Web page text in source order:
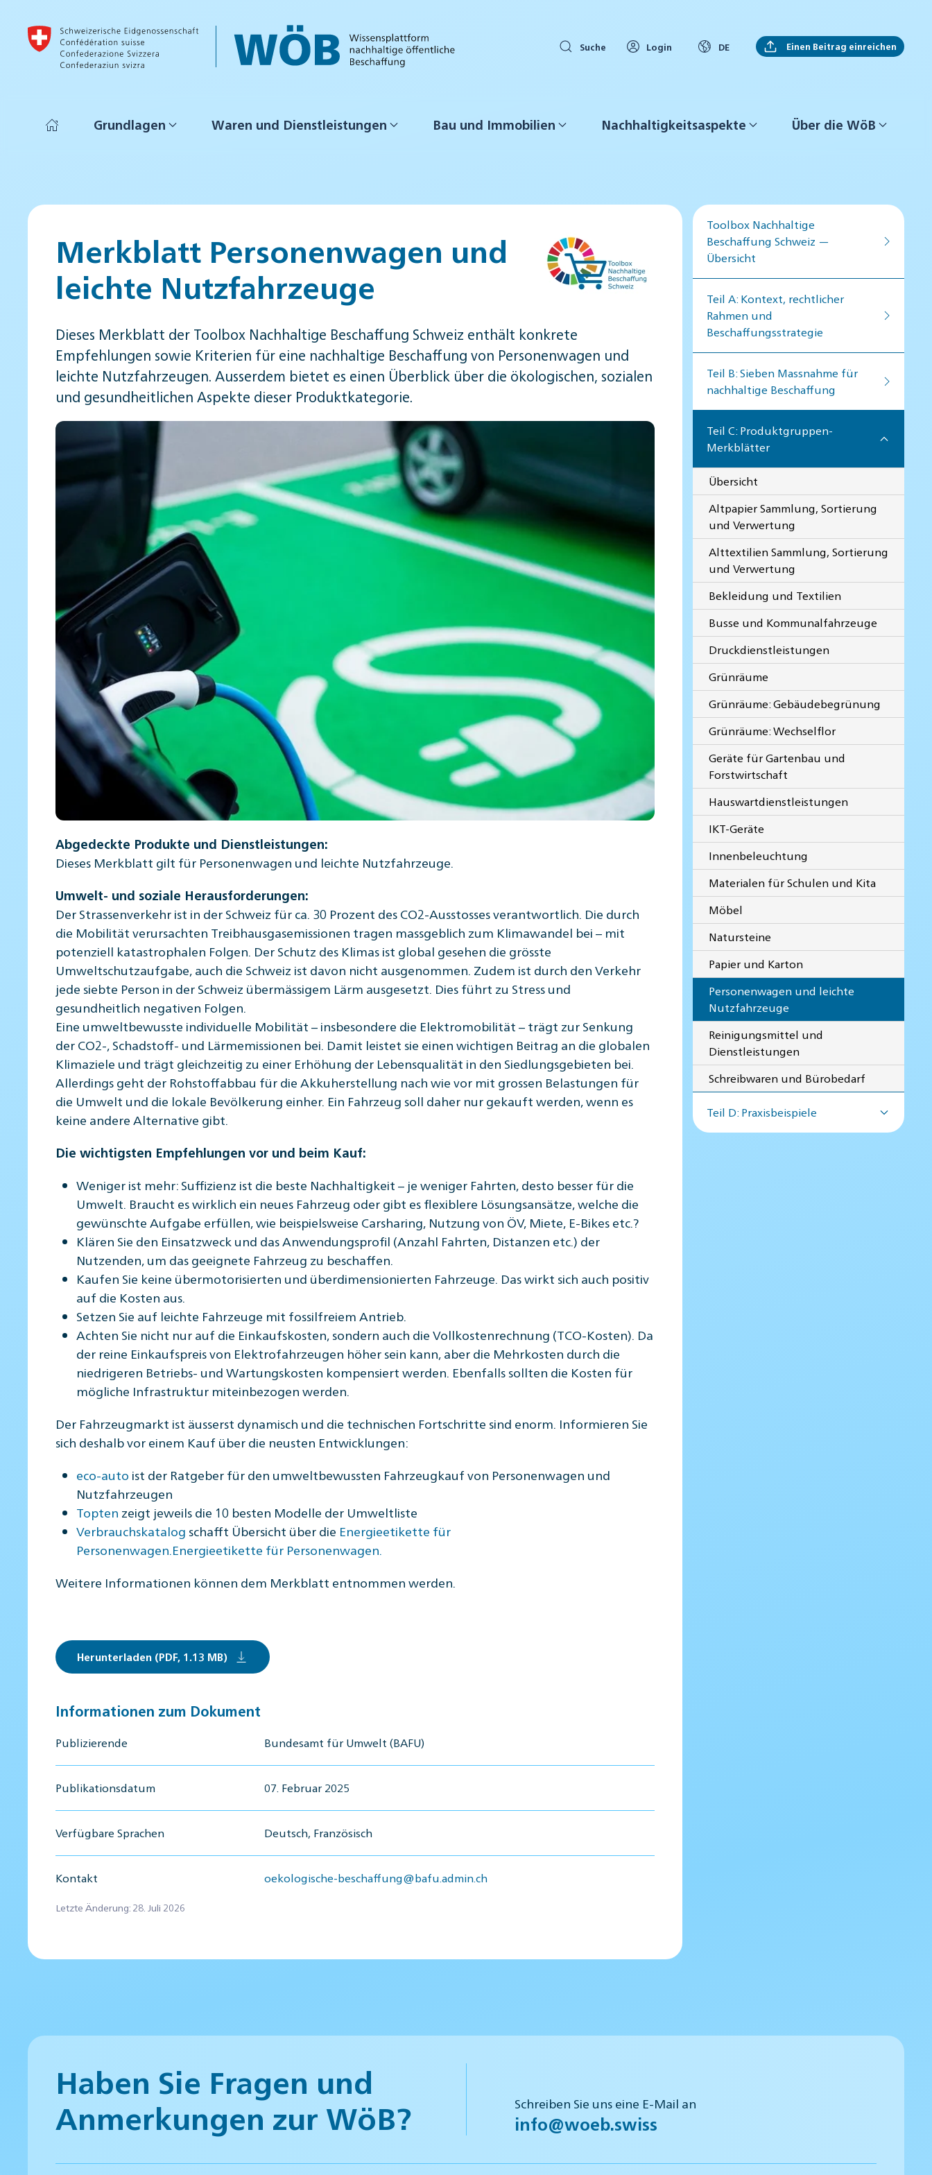
Skip to main content
Suche Login DE Einen Beitrag einreichen
Grundlagen Waren und Dienstleistungen Bau und Immobilien Nachhaltigkeitsaspekte Über die WöB
Merkblatt Personenwagen und
leichte Nutzfahrzeuge
Dieses Merkblatt der Toolbox Nachhaltige Beschaffung Schweiz enthält konkrete
Empfehlungen sowie Kriterien für eine nachhaltige Beschaffung von Personenwagen und
leichte Nutzfahrzeugen. Ausserdem bietet es einen Überblick über die ökologischen, sozialen
und gesundheitlichen Aspekte dieser Produktkategorie.
Abgedeckte Produkte und Dienstleistungen:
Dieses Merkblatt gilt für Personenwagen und leichte Nutzfahrzeuge.
Umwelt- und soziale Herausforderungen:
Der Strassenverkehr ist in der Schweiz für ca. 30 Prozent des CO2-Ausstosses verantwortlich. Die durch
die Mobilität verursachten Treibhausgasemissionen tragen massgeblich zum Klimawandel bei – mit
potenziell katastrophalen Folgen. Der Schutz des Klimas ist global gesehen die grösste
Umweltschutzaufgabe, auch die Schweiz ist davon nicht ausgenommen. Zudem ist durch den Verkehr
jede siebte Person in der Schweiz übermässigem Lärm ausgesetzt. Dies führt zu Stress und
gesundheitlich negativen Folgen.
Eine umweltbewusste individuelle Mobilität – insbesondere die Elektromobilität – trägt zur Senkung
der CO2-, Schadstoff- und Lärmemissionen bei. Damit leistet sie einen wichtigen Beitrag an die globalen
Klimaziele und trägt gleichzeitig zu einer Erhöhung der Lebensqualität in den Siedlungsgebieten bei.
Allerdings geht der Rohstoffabbau für die Akkuherstellung nach wie vor mit grossen Belastungen für
die Umwelt und die lokale Bevölkerung einher. Ein Fahrzeug soll daher nur gekauft werden, wenn es
keine andere Alternative gibt.
Die wichtigsten Empfehlungen vor und beim Kauf:
Weniger ist mehr: Suffizienz ist die beste Nachhaltigkeit – je weniger Fahrten, desto besser für die
Umwelt. Braucht es wirklich ein neues Fahrzeug oder gibt es flexiblere Lösungsansätze, welche die
gewünschte Aufgabe erfüllen, wie beispielsweise Carsharing, Nutzung von ÖV, Miete, E-Bikes etc.?
Klären Sie den Einsatzweck und das Anwendungsprofil (Anzahl Fahrten, Distanzen etc.) der
Nutzenden, um das geeignete Fahrzeug zu beschaffen.
Kaufen Sie keine übermotorisierten und überdimensionierten Fahrzeuge. Das wirkt sich auch positiv
auf die Kosten aus.
Setzen Sie auf leichte Fahrzeuge mit fossilfreiem Antrieb.
Achten Sie nicht nur auf die Einkaufskosten, sondern auch die Vollkostenrechnung (TCO-Kosten). Da
der reine Einkaufspreis von Elektrofahrzeugen höher sein kann, aber die Mehrkosten durch die
niedrigeren Betriebs- und Wartungskosten kompensiert werden. Ebenfalls sollten die Kosten für
mögliche Infrastruktur miteinbezogen werden.
Der Fahrzeugmarkt ist äusserst dynamisch und die technischen Fortschritte sind enorm. Informieren Sie
sich deshalb vor einem Kauf über die neusten Entwicklungen:
eco-auto ist der Ratgeber für den umweltbewussten Fahrzeugkauf von Personenwagen und
Nutzfahrzeugen
Topten zeigt jeweils die 10 besten Modelle der Umweltliste
Verbrauchskatalog schafft Übersicht über die Energieetikette für
Personenwagen.Energieetikette für Personenwagen.
Weitere Informationen können dem Merkblatt entnommen werden.
Herunterladen (PDF, 1.13 MB)
Informationen zum Dokument
Publizierende Bundesamt für Umwelt (BAFU)
Publikationsdatum 07. Februar 2025
Verfügbare Sprachen Deutsch, Französisch
Kontakt oekologische-beschaffung@bafu.admin.ch
Letzte Änderung: 28. Juli 2026
Toolbox Nachhaltige
Beschaffung Schweiz —
Übersicht
Teil A: Kontext, rechtlicher
Rahmen und
Beschaffungsstrategie
Teil B: Sieben Massnahme für
nachhaltige Beschaffung
Teil C: Produktgruppen-
Merkblätter
Übersicht
Altpapier Sammlung, Sortierung
und Verwertung
Alttextilien Sammlung, Sortierung
und Verwertung
Bekleidung und Textilien
Busse und Kommunalfahrzeuge
Druckdienstleistungen
Grünräume
Grünräume: Gebäudebegrünung
Grünräume: Wechselflor
Geräte für Gartenbau und
Forstwirtschaft
Hauswartdienstleistungen
IKT-Geräte
Innenbeleuchtung
Materialen für Schulen und Kita
Möbel
Natursteine
Papier und Karton
Personenwagen und leichte
Nutzfahrzeuge
Reinigungsmittel und
Dienstleistungen
Schreibwaren und Bürobedarf
Teil D: Praxisbeispiele
Haben Sie Fragen und
Anmerkungen zur WöB?
Schreiben Sie uns eine E-Mail an
info@woeb.swiss